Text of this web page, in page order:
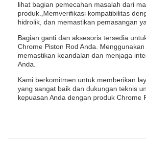
lihat bagian pemecahan masalah dari
produk.,Memverifikasi kompatibilitas
hidrolik, dan memastikan pemasangan
Bagian ganti dan aksesoris tersedia
Chrome Piston Rod Anda.
memastikan keandalan dan menjaga
Anda.
Kami berkomitmen untuk memberikan
yang sangat baik dan dukungan teknis
kepuasan Anda dengan produk Chrome